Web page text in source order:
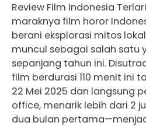
Review Film Indonesia
maraknya film horor
berani eksplorasi mitos
muncul sebagai salah satu
sepanjang tahun ini.
film berdurasi 110 menit ini
22 Mei 2025 dan langsung
office, menarik lebih dari 2
dua bulan